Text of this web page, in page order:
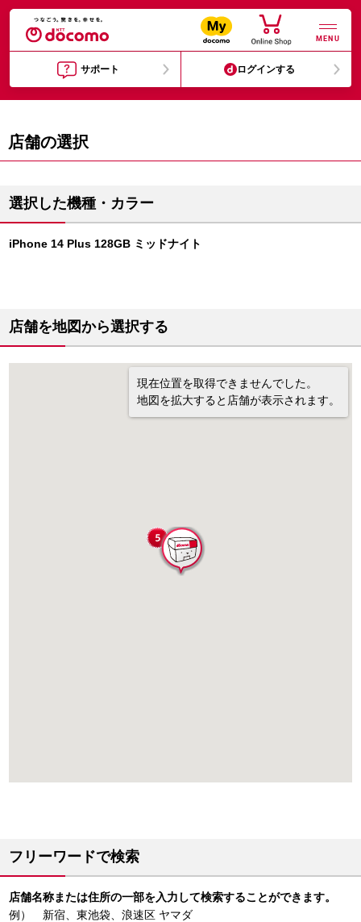
MENU
サポート ログインする
店舗の選択
選択した機種・カラー
iPhone 14 Plus 128GB ミッドナイト
店舗を地図から選択する
現在位置を取得できませんでした。
地図を拡大すると店舗が表示されます。
フリーワードで検索
店舗名称または住所の一部を入力して検索することができます。
例） 新宿、東池袋、浪速区 ヤマダ